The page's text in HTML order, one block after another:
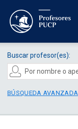
Buscar profesor(es):
BÚSQUEDA AVANZADA